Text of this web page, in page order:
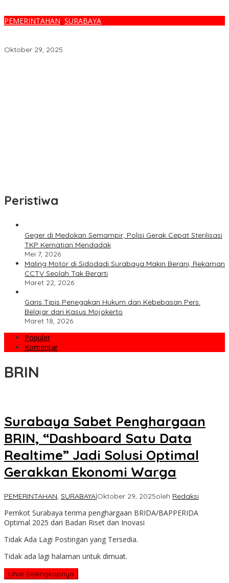
PEMERINTAHAN, SURABAYA
Oktober 29, 2025
Peristiwa
Geger di Medokan Semampir, Polisi Gerak Cepat Sterilisasi
TKP Kematian Mendadak
Mei 7, 2026
Maling Motor di Sidodadi Surabaya Makin Berani, Rekaman
CCTV Seolah Tak Berarti
Maret 22, 2026
Garis Tipis Penegakan Hukum dan Kebebasan Pers:
Belajar dari Kasus Mojokerto
Maret 18, 2026
Populer
Komentar
BRIN
Surabaya Sabet Penghargaan
BRIN, “Dashboard Satu Data
Realtime” Jadi Solusi Optimal
Gerakkan Ekonomi Warga
PEMERINTAHAN, SURABAYA|Oktober 29, 2025oleh Redaksi
Pemkot Surabaya terima penghargaan BRIDA/BAPPERIDA
Optimal 2025 dari Badan Riset dan Inovasi
Tidak Ada Lagi Postingan yang Tersedia.
Tidak ada lagi halaman untuk dimuat.
Lihat Selengkapnya